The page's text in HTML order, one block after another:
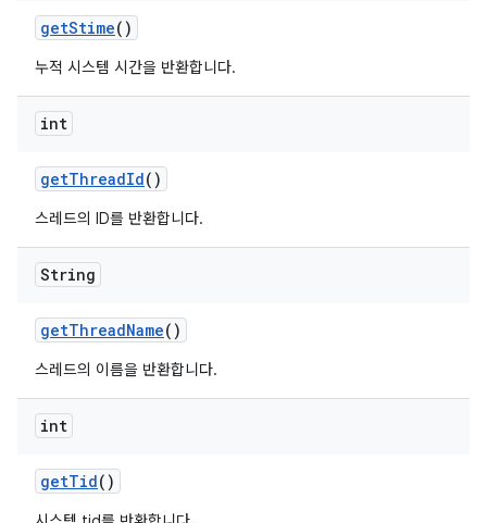
getStime()
누적 시스템 시간을 반환합니다.
int
getThreadId()
스레드의 ID를 반환합니다.
String
getThreadName()
스레드의 이름을 반환합니다.
int
getTid()